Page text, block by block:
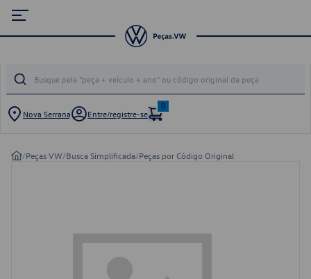
Nova Serrana Entre/registre-se
0
/Peças VW/Busca Simplificada/Peças por Código Original